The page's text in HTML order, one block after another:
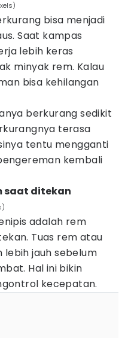
bisa menjadi
Saat kampas
lebih keras
minyak rem. Kalau
bisa kehilangan
berkurang sedikit
terasa
tentu mengganti
kembali
saat ditekan
adalah rem
Tuas rem atau
jauh sebelum
Hal ini bikin
kecepatan.